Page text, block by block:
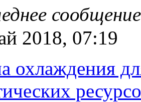
2018, 07:19
охлаждения